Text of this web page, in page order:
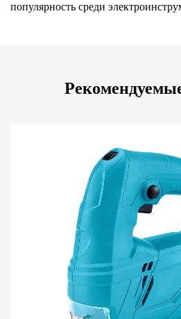
популярность среди